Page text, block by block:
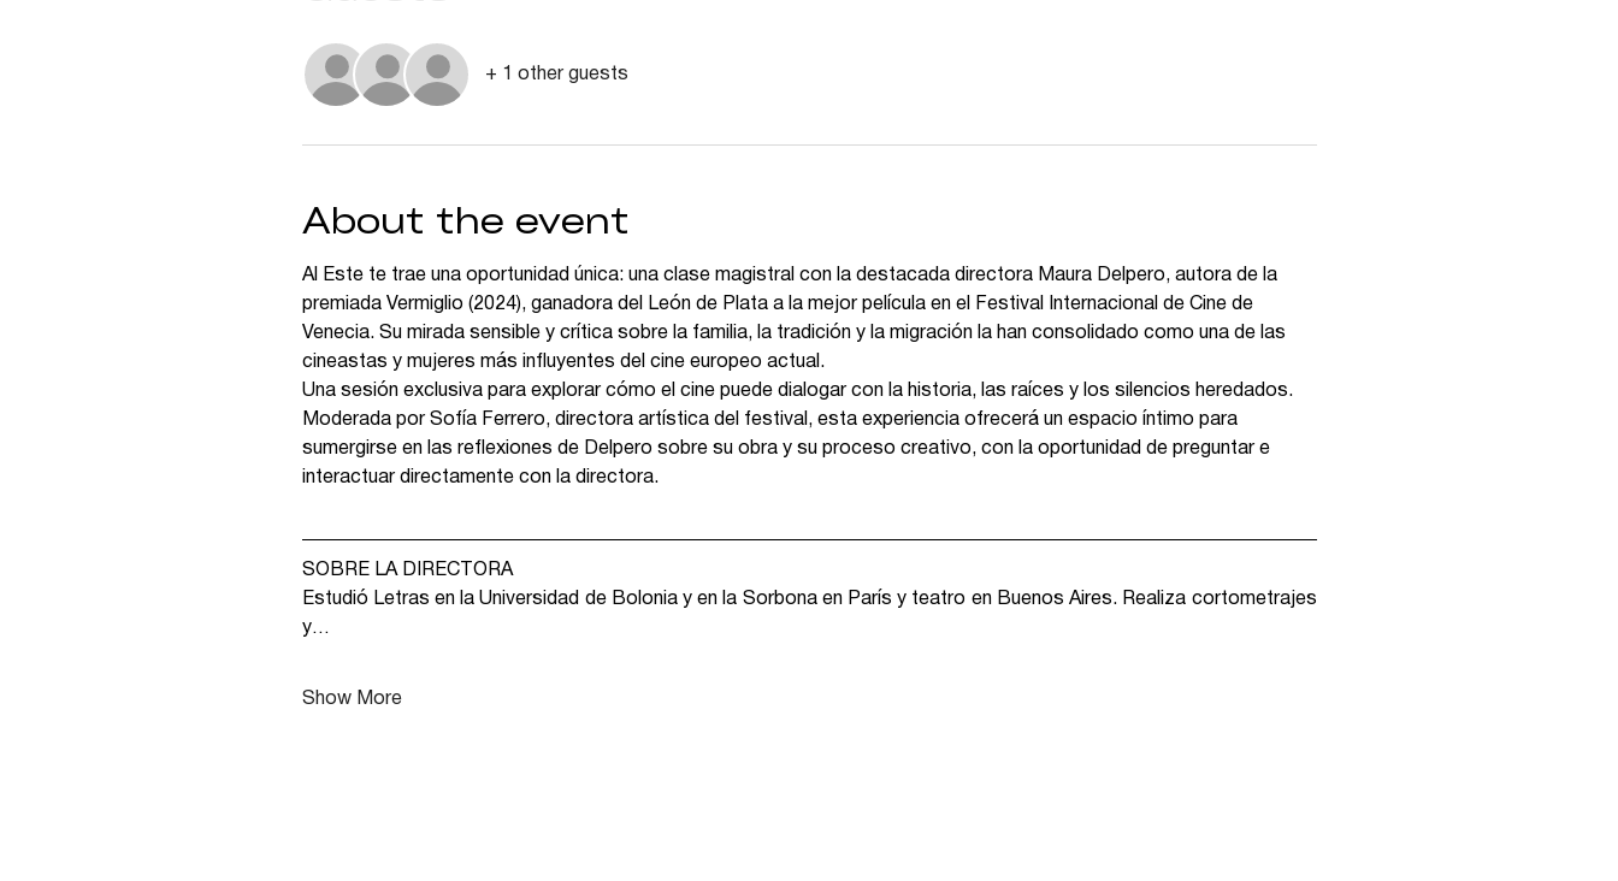
+ 1 other guests
About the event
Al Este te trae una oportunidad única: una clase magistral con la destacada directora Maura Delpero, autora de la
premiada Vermiglio (2024), ganadora del León de Plata a la mejor película en el Festival Internacional de Cine de
Venecia. Su mirada sensible y crítica sobre la familia, la tradición y la migración la han consolidado como una de las
cineastas y mujeres más influyentes del cine europeo actual.
Una sesión exclusiva para explorar cómo el cine puede dialogar con la historia, las raíces y los silencios heredados.
Moderada por Sofía Ferrero, directora artística del festival, esta experiencia ofrecerá un espacio íntimo para
sumergirse en las reflexiones de Delpero sobre su obra y su proceso creativo, con la oportunidad de preguntar e
interactuar directamente con la directora.
SOBRE LA DIRECTORA
Estudió Letras en la Universidad de Bolonia y en la Sorbona en París y teatro en Buenos Aires. Realiza cortometrajes
y…
Show More